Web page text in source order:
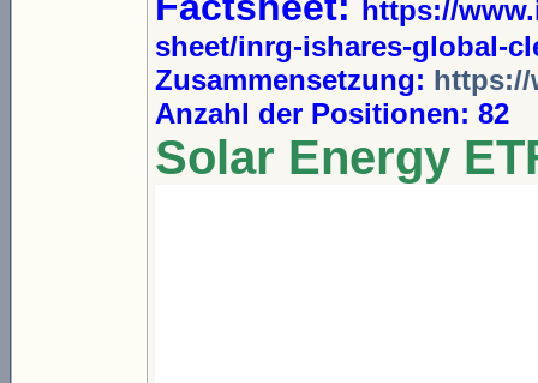
https://
sheet/inrg-ishares-global-
Zusammensetzung: https://
Anzahl der Positionen: 82
Solar Energy